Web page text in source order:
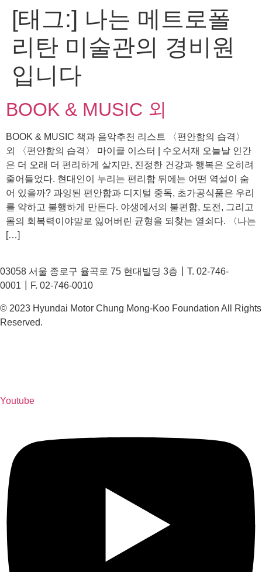
기
[태그:] 나는 메트로폴
리탄 미술관의 경비원
입니다
BOOK & MUSIC 외
BOOK & MUSIC 책과 음악추천 리스트 〈편안함의 습격〉
외 〈편안함의 습격〉 마이클 이스터 | 수오서재 오늘날 인간
은 더 오래 더 편리하게 살지만, 진정한 건강과 행복은 오히려
줄어들었다. 현대인이 누리는 편리함 뒤에는 어떤 역설이 숨
어 있을까? 과잉된 편안함과 디지털 중독, 초가공식품은 우리
를 약하고 불행하게 만든다. 야생에서의 불편함, 도전, 그리고
몸의 회복력이야말로 잃어버린 균형을 되찾는 열쇠다. 〈나는
[…]
03058 서울 종로구 율곡로 75 현대빌딩 3층┃T. 02-746-
0001┃F. 02-746-0010
© 2023 Hyundai Motor Chung Mong-Koo Foundation All Rights
Reserved.
Youtube